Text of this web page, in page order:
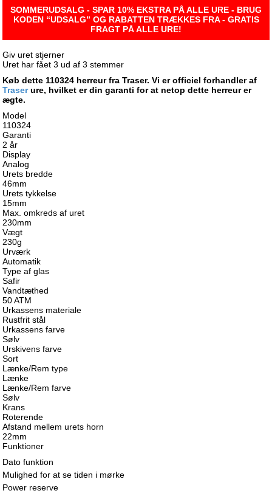
SOMMERUDSALG - SPAR 10% EKSTRA PÅ ALLE URE - BRUG
KODEN “UDSALG” OG RABATTEN TRÆKKES FRA - GRATIS
FRAGT PÅ ALLE URE!
Giv uret stjerner
Uret har fået 3 ud af 3 stemmer
Køb dette 110324 herreur fra Traser. Vi er officiel forhandler af
Traserure, hvilket er din garanti for at netop dette herreur er
ægte.
Model
110324
Garanti
2 år
Display
Analog
Urets bredde
46mm
Urets tykkelse
15mm
Max. omkreds af uret
230mm
Vægt
230g
Urværk
Automatik
Type af glas
Safir
Vandtæthed
50 ATM
Urkassens materiale
Rustfrit stål
Urkassens farve
Sølv
Urskivens farve
Sort
Lænke/Rem type
Lænke
Lænke/Rem farve
Sølv
Krans
Roterende
Afstand mellem urets horn
22mm
Funktioner
Dato funktion
Mulighed for at se tiden i mørke
Power reserve